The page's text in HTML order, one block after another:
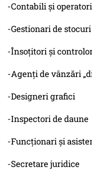
-Contabili și
-Gestionari de
-Însoțitori și
-Agenți de vânzări
-Designeri grafici
-Inspectori de daune
-Funcționari și
-Secretare juridice